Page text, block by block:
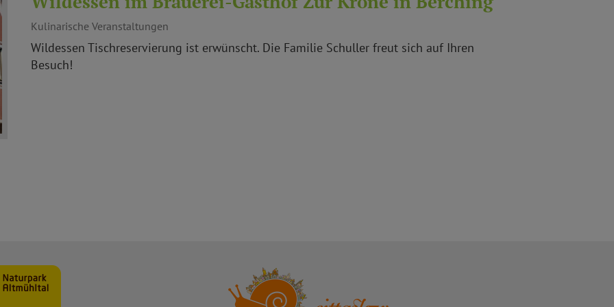
Kulinarische Veranstaltungen
Wildessen Tischreservierung ist erwünscht. Die Familie Schuller freut sich auf Ihren
Besuch!